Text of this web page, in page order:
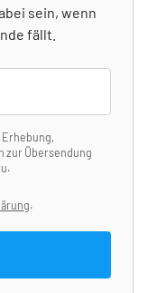
sein, wenn
fällt.
zur Übersendung
.